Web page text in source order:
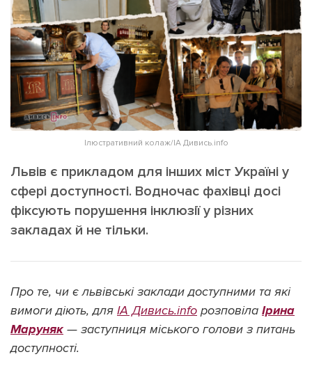
Картки
Репортаж
Розслідування
Погляди
Ініціативи
Лонгріди
Фото/Відео
Made in Lviv
Зв'язатися з нами
[email protected] Реклама на сайті
Політика конфіденційності
Ілюстративний колаж/ІА Дивись.info
Львів є прикладом для інших міст Україні у
сфері доступності. Водночас фахівці досі
фіксують порушення інклюзії у різних
закладах й не тільки.
Про те, чи є львівські заклади доступними та які
вимоги діють, для ІА Дивись.info розповіла Ірина
Маруняк— заступниця міського голови з питань
доступності.